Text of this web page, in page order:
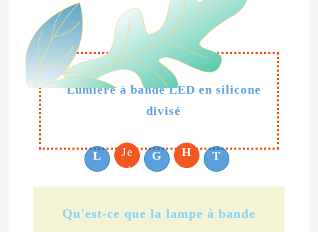
Lumière à bande LED en silicone
divisé
L
Je
suis...
G
H
est
T
Qu'est-ce que la lampe à bande